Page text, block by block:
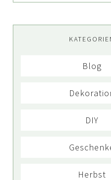
Blog
DIY
Herbst